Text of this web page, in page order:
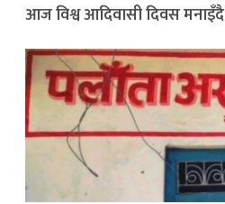
आज विश्व आदिवासी दिवस मनाइँदै